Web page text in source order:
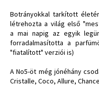
Botrányokkal tarkított
létrehozta a világ első
a mai napig az egyik
forradalmasította a
"fiatalított" verziói is)
A No5-öt még jónéhány
Cristalle, Coco, Allure,